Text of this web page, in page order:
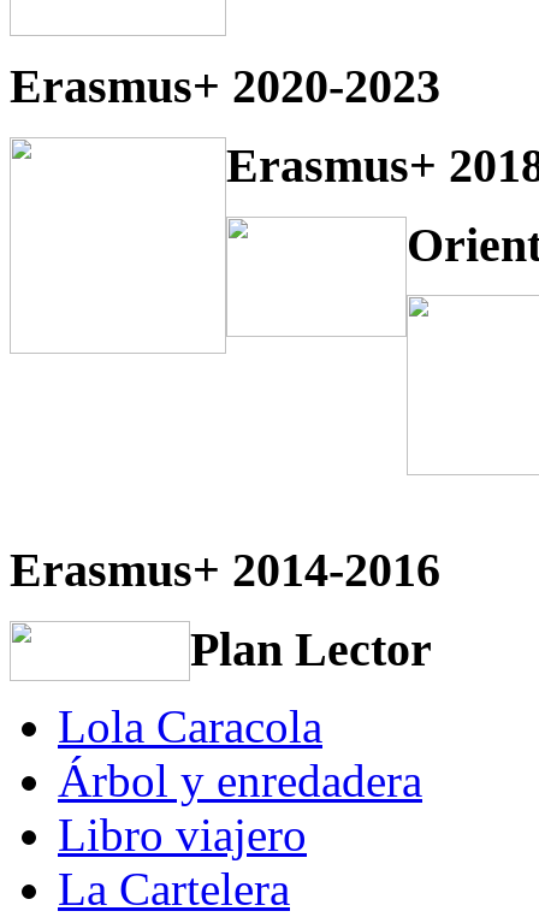
Erasmus+ 2020-2023
Erasmus+
Erasmus+ 2014-2016
Plan Lector
Lola Caracola
Árbol y enredadera
Libro viajero
La Cartelera